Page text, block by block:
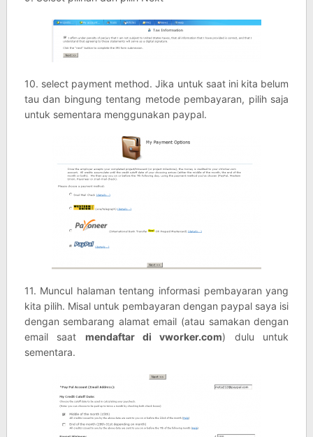
10. select payment method. Jika untuk saat ini kita belum
tau dan bingung tentang metode pembayaran, pilih saja
untuk sementara menggunakan paypal.
11. Muncul halaman tentang informasi pembayaran yang
kita pilih. Misal untuk pembayaran dengan paypal saya isi
dengan sembarang alamat email (atau samakan dengan
email saat mendaftar di vworker.com) dulu untuk
sementara.